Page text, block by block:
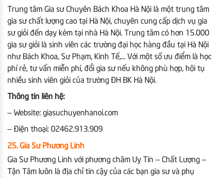
Trung tâm Gia sư Chuyên Bách Khoa Hà Nội là một trung tâm
gia sư chất lượng cao tại Hà Nội, chuyên cung cấp dịch vụ gia
sư giỏi đến dạy kèm tại nhà Hà Nội. Trung tâm có hơn 15.000
gia sư giỏi là sinh viên các trường đại học hàng đầu tại Hà Nội
như Bách Khoa, Sư Phạm, Kinh Tế,… Với một số ưu điểm là học
phí rẻ, tư vấn miễn phí, đổi gia sư nếu không phù hợp, hội tụ
nhiều sinh viên giỏi của trường ĐH BK Hà Nội.
Thông tin liên hệ:
– Website: giasuchuyenhanoi.com
– Điện thoại: 02462.913.909
25. Gia Sư Phương Linh
Gia Sư Phương Linh với phương châm Uy Tín – Chất Lượng –
Tận Tâm luôn là địa chỉ tin cậy của các bạn gia sư và phụ